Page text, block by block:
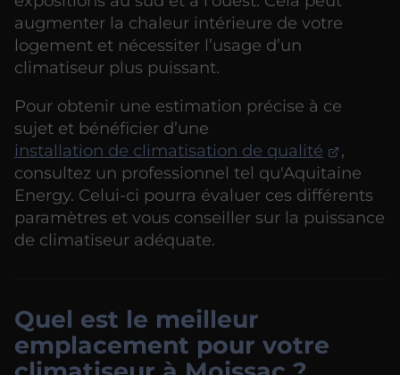
augmenter la chaleur intérieure de votre
logement et nécessiter l’usage d’un
climatiseur plus puissant.
Pour obtenir une estimation précise à ce
sujet et bénéficier d’une
installation de climatisation de qualité
,
consultez un professionnel tel qu'Aquitaine
Energy. Celui-ci pourra évaluer ces différents
paramètres et vous conseiller sur la puissance
de climatiseur adéquate.
Quel est le meilleur
emplacement pour votre